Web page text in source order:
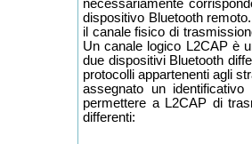
necessariamente
dispositivo Bluetooth
il canale fisico di
Un canale logico L2CAP è
due dispositivi Bluetooth
protocolli appartenenti agli
assegnato un
permettere a L2CAP di
differenti: